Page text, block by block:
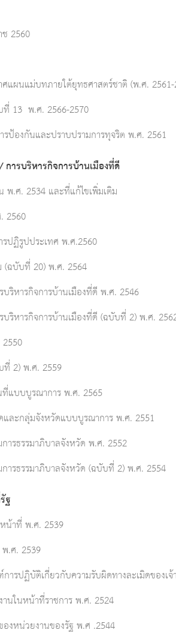
2560
แผนแม่บทภายใต้ยุทธศาสตร์ชาติ (พ.ศ.
13 พ.ศ. 2566-2570
องกันและปราบปรามการทุจริต พ.ศ. 2561
ารบริหารกิจการบ้านเมืองที่ดี
.ศ. 2534 และที่แก้ไขเพิ่มเติม
2560
ปฏิรูปประเทศ พ.ศ.2560
(ฉบับที่ 20) พ.ศ. 2564
ริหารกิจการบ้านเมืองที่ดี พ.ศ. 2546
ริหารกิจการบ้านเมืองที่ดี (ฉบับที่ 2) พ.ศ.
ที่ 2) พ.ศ. 2559
ที่แบบบูรณาการ พ.ศ. 2565
และกลุ่มจังหวัดแบบบูรณาการ พ.ศ. 2551
ารธรรมาภิบาลจังหวัด พ.ศ. 2552
ารธรรมาภิบาลจังหวัด (ฉบับที่ 2) พ.ศ. 2554
ฐ
น้าที่ พ.ศ. 2539
.ศ. 2539
รปฏิบัติเกี่ยวกับความรับผิดทางละเมิดของเ
นในหน้าที่ราชการ พ.ศ. 2524
องหน่วยงานของรัฐ พ.ศ .2544